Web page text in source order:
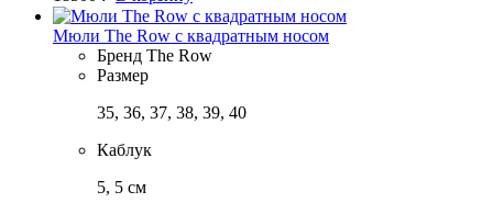
Мюли The Row с квадратным носом
Бренд The Row
Размер
35, 36, 37, 38, 39, 40
Каблук
5, 5 см